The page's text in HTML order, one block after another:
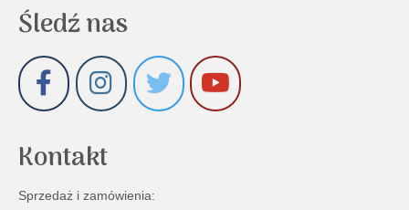
Śledź nas
Kontakt
Sprzedaż i zamówienia: